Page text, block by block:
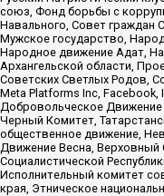
союз, Фонд борьбы с
Навального, Совет граждан
Мужское государство,
Народное движение Адат,
Архангельской области,
Советских Светлых Родов,
Meta Platforms Inc,
Добровольческое Движение
Черный Комитет,
общественное движение,
Движение Весна,
Социалистической
Исполнительный комитет
края, Этническое